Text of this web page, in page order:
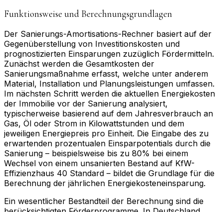
Funktionsweise und Berechnungsgrundlagen
Der Sanierungs-Amortisations-Rechner basiert auf der
Gegenüberstellung von Investitionskosten und
prognostizierten Einsparungen zuzüglich Fördermitteln.
Zunächst werden die Gesamtkosten der
Sanierungsmaßnahme erfasst, welche unter anderem
Material, Installation und Planungsleistungen umfassen.
Im nächsten Schritt werden die aktuellen Energiekosten
der Immobilie vor der Sanierung analysiert,
typischerweise basierend auf dem Jahresverbrauch an
Gas, Öl oder Strom in Kilowattstunden und dem
jeweiligen Energiepreis pro Einheit. Die Eingabe des zu
erwartenden prozentualen Einsparpotentials durch die
Sanierung – beispielsweise bis zu 80% bei einem
Wechsel von einem unsanierten Bestand auf KfW-
Effizienzhaus 40 Standard – bildet die Grundlage für die
Berechnung der jährlichen Energiekosteneinsparung.
Ein wesentlicher Bestandteil der Berechnung sind die